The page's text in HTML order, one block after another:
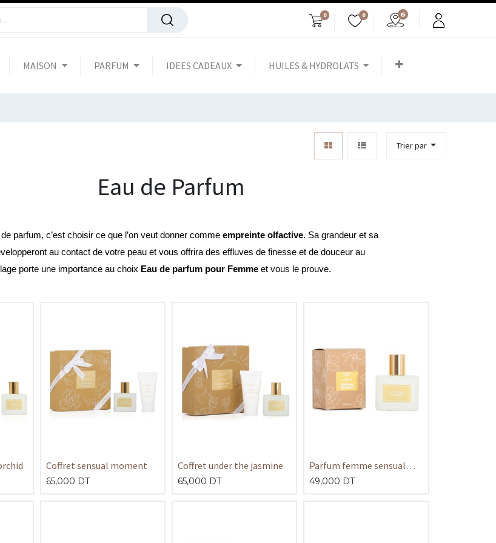
0 0
MAISON PARFUM IDEES CADEAUX HUILES & HYDROLATS
Trier par
Eau de Parfum
parfum, c’est choisir ce que l’on veut donner comme empreinte olfactive. Sa grandeur et sa
au contact de votre peau et vous offrira des effluves de finesse et de douceur au
porte une importance au choix Eau de parfum pour Femme et vous le prouve.
Coffret sensual moment
65,000 DT
Coffret under the jasmine
65,000 DT
Parfum femme sensual
moment 50ml
49,000 DT